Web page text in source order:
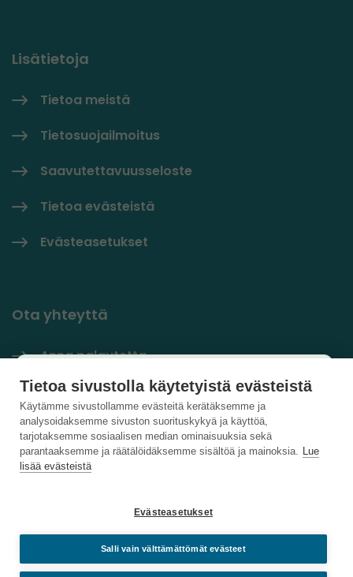
Tietoa sivustolla käytetyistä evästeistä
Käytämme sivustollamme evästeitä kerätäksemme ja
analysoidaksemme sivuston suorituskykyä ja käyttöä,
tarjotaksemme sosiaalisen median ominaisuuksia sekä
parantaaksemme ja räätälöidäksemme sisältöä ja mainoksia. Lue
lisää evästeistä
Evästeasetukset
Salli vain välttämättömät evästeet
Lisätietoja
Tietoa meistä
Tietosuojailmoitus
Saavutettavuusseloste
Tietoa evästeistä
Evästeasetukset
Ota yhteyttä
Anna palautetta
Yhteystiedot
PlastLIFE LinkedInissä
Käyttäjäkysely
Auta kehittämään sivustoa ja vastaa lyhyeen
kyselyyn.
Sulje